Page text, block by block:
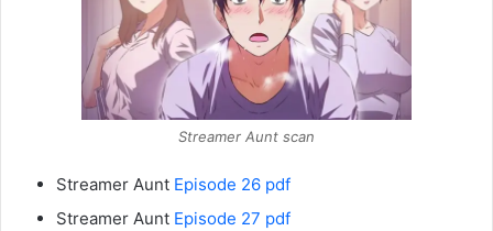
Streamer Aunt scan
Streamer Aunt Episode 26 pdf
Streamer Aunt Episode 27 pdf